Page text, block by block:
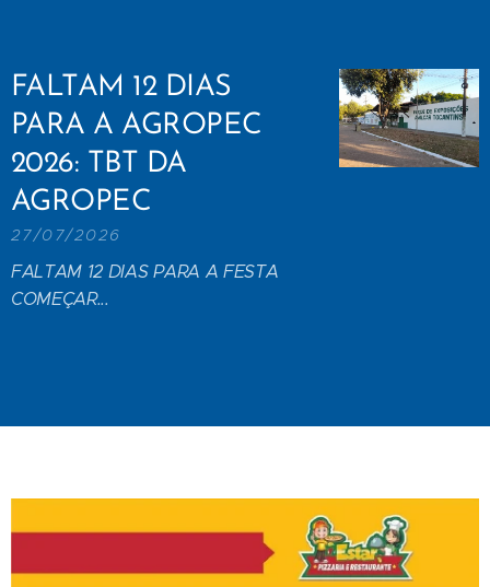
FALTAM 12 DIAS
PARA A AGROPEC
2026: TBT DA
AGROPEC
27/07/2026
FALTAM 12 DIAS PARA A FESTA
COMEÇAR...